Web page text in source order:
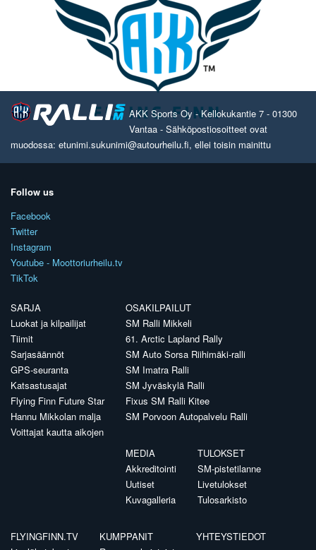
AKK Sports Oy - Kellokukantie 7 - 01300
Vantaa - Sähköpostiosoitteet ovat
muodossa: etunimi.sukunimi@autourheilu.fi, ellei toisin mainittu
Follow us
Facebook
Twitter
Instagram
Youtube - Moottoriurheilu.tv
TikTok
SARJA
Luokat ja kilpailijat
Tiimit
Sarjasäännöt
GPS-seuranta
Katsastusajat
Flying Finn Future Star
Hannu Mikkolan malja
Voittajat kautta aikojen
OSAKILPAILUT
SM Ralli Mikkeli
61. Arctic Lapland Rally
SM Auto Sorsa Riihimäki-ralli
SM Imatra Ralli
SM Jyväskylä Ralli
Fixus SM Ralli Kitee
SM Porvoon Autopalvelu Ralli
MEDIA
Akkreditointi
Uutiset
Kuvagalleria
TULOKSET
SM-pistetilanne
Livetulokset
Tulosarkisto
FLYINGFINN.TV
KUMPPANIT
YHTEYSTIEDOT